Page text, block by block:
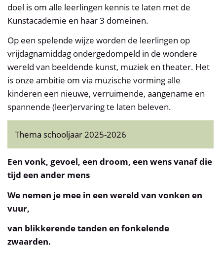
doel is om alle leerlingen kennis te laten met de
Kunstacademie en haar 3 domeinen.
Op een spelende wijze worden de leerlingen op
vrijdagnamiddag ondergedompeld in de wondere
wereld van beeldende kunst, muziek en theater. Het
is onze ambitie om via muzische vorming alle
kinderen een nieuwe, verruimende, aangename en
spannende (leer)ervaring te laten beleven.
Thema schooljaar 2025-2026
Een vonk, gevoel, een droom, een wens vanaf die
tijd een ander mens
We nemen je mee in een wereld van vonken en
vuur,
van blikkerendetanden en fonkelende
zwaarden.